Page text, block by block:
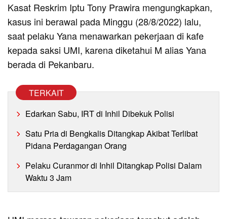
Kasat Reskrim Iptu Tony Prawira mengungkapkan,
kasus ini berawal pada Minggu (28/8/2022) lalu,
saat pelaku Yana menawarkan pekerjaan di kafe
kepada saksi UMI, karena diketahui M alias Yana
berada di Pekanbaru.
TERKAIT
Edarkan Sabu, IRT di Inhil Dibekuk Polisi
Satu Pria di Bengkalis Ditangkap Akibat Terlibat
Pidana Perdagangan Orang
Pelaku Curanmor di Inhil Ditangkap Polisi Dalam
Waktu 3 Jam